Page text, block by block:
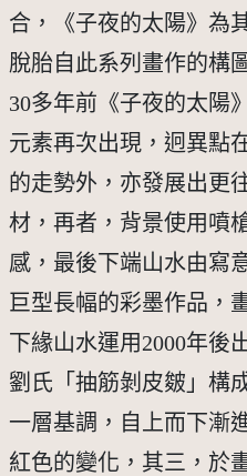
合，《子夜的太陽》為
脫胎自此系列畫作的構
30多年前《子夜的太陽
元素再次出現，迥異點
的走勢外，亦發展出更
材，再者，背景使用噴
感，最後下端山水由寫
巨型長幅的彩墨作品，
下緣山水運用2000年後
劉氏「抽筋剝皮皴」構
一層基調，自上而下漸
紅色的變化，其三，於